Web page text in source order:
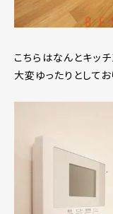
こちらはなんとキッチ
大変ゆったりとしてお